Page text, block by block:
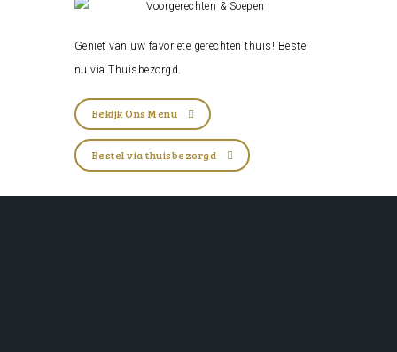
Geniet van uw favoriete gerechten thuis! Bestel
nu viaThuisbezorgd
Bekijk Ons Menu
Bestel via thuisbezorgd